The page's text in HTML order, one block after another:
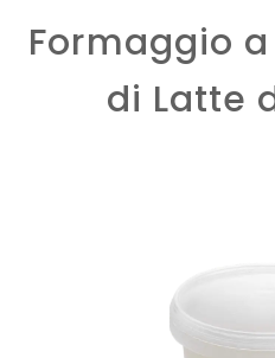
Formaggio
di Latte